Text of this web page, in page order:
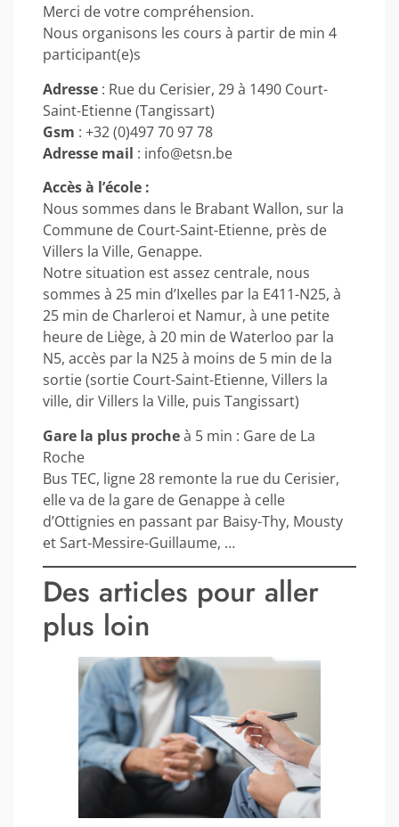
Merci de votre compréhension.
Nous organisons les cours à partir de min 4
participant(e)s
Adresse : Rue du Cerisier, 29 à 1490 Court-
Saint-Etienne (Tangissart)
Gsm : +32 (0)497 70 97 78
Adresse mail : info@etsn.be
Accès à l’école :
Nous sommes dans le Brabant Wallon, sur la
Commune de Court-Saint-Etienne, près de
Villers la Ville, Genappe.
Notre situation est assez centrale, nous
sommes à 25 min d’Ixelles par la E411-N25, à
25 min de Charleroi et Namur, à une petite
heure de Liège, à 20 min de Waterloo par la
N5, accès par la N25 à moins de 5 min de la
sortie (sortie Court-Saint-Etienne, Villers la
ville, dir Villers la Ville, puis Tangissart)
Gare la plus procheà 5 min : Gare de La
Roche
Bus TEC, ligne 28 remonte la rue du Cerisier,
elle va de la gare de Genappe à celle
d’Ottignies en passant par Baisy-Thy, Mousty
et Sart-Messire-Guillaume, …
Des articles pour aller
plus loin